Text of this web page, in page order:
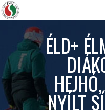
ÉLD+
NYÍLT